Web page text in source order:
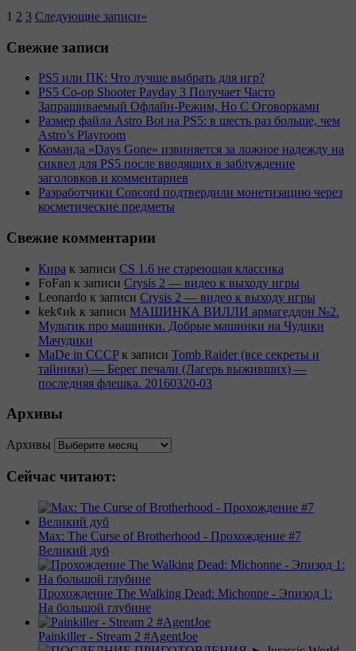
1 2 3 Следующие записи»
Свежие записи
PS5 или ПК: Что лучше выбрать для игр?
PS5 Co-op Shooter Payday 3 Получает Часто
Запрашиваемый Офлайн-Режим, Но С Оговорками
Размер файла Astro Bot на PS5: в шесть раз больше, чем
Astro’s Playroom
Команда «Days Gone» извиняется за ложное надежду на
сиквел для PS5 после вводящих в заблуждение
заголовков и комментариев
Разработчики Concord подтвердили монетизацию через
косметические предметы
Свежие комментарии
Кира к записи CS 1.6 не стареющая классика
FoFan к записи Crysis 2 — видео к выходу игры
Leonardo к записи Crysis 2 — видео к выходу игры
kek¢иk к записи МАШИНКА ВИЛЛИ армагеддон №2.
Мультик про машинки. Добрые машинки на Чудики
Мачудики
MaDe in CCCP к записи Tomb Raider (все секреты и
тайники) — Берег печали (Лагерь выживших) —
последняя флешка. 20160320-03
Архивы
Архивы
Сейчас читают:
Max: The Curse of Brotherhood - Прохождение #7
Великий дуб
Прохождение The Walking Dead: Michonne - Эпизод 1:
На большой глубине
Painkiller - Stream 2 #AgentJoe